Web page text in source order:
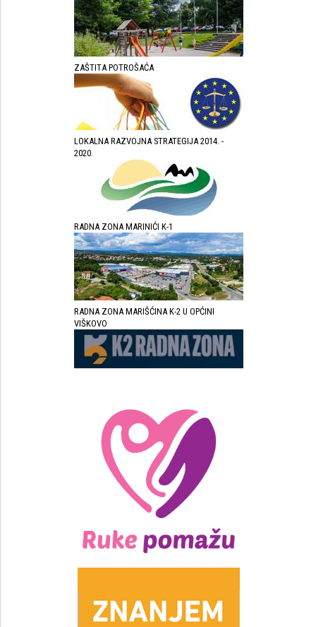
ZAŠTITA POTROŠAĆA
LOKALNA RAZVOJNA STRATEGIJA 2014. -
2020.
RADNA ZONA MARINIĆI K-1
RADNA ZONA MARIŠĆINA K-2 U OPĆINI
VIŠKOVO